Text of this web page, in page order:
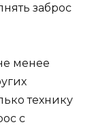
заброс
менее
технику
с